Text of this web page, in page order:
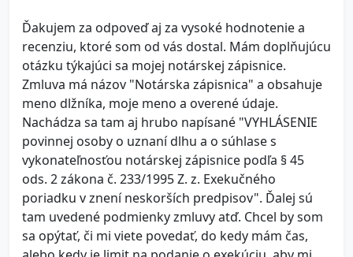
Ďakujem za odpoveď aj za vysoké hodnotenie a
recenziu, ktoré som od vás dostal. Mám doplňujúcu
otázku týkajúci sa mojej notárskej zápisnice.
Zmluva má názov "Notárska zápisnica" a obsahuje
meno dlžníka, moje meno a overené údaje.
Nachádza sa tam aj hrubo napísané "VYHLÁSENIE
povinnej osoby o uznaní dlhu a o súhlase s
vykonateľnosťou notárskej zápisnice podľa § 45
ods. 2 zákona č. 233/1995 Z. z. Exekučného
poriadku v znení neskorších predpisov". Ďalej sú
tam uvedené podmienky zmluvy atď. Chcel by som
sa opýtať, či mi viete povedať, do kedy mám čas,